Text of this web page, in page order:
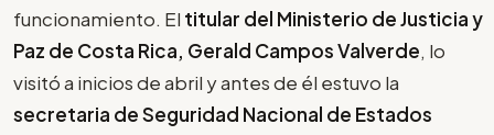
funcionamiento. El titular del Ministerio de Justicia y
Paz de Costa Rica, Gerald Campos Valverde, lo
visitó a inicios de abril y antes de él estuvo la
secretaria de Seguridad Nacional de Estados